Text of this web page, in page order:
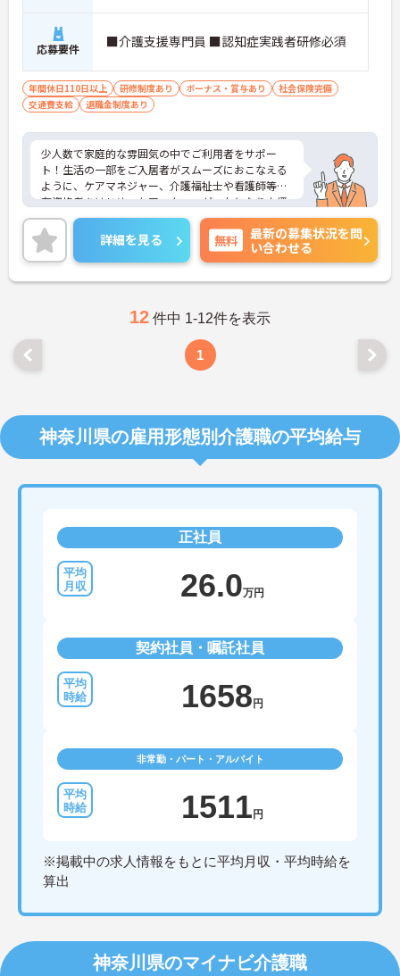
応募要件 ■介護支援専門員 ■認知症実践者研修必須
年間休日110日以上 研修制度あり ボーナス・賞与あり
社会保険完備
交通費支給
退職金制度あり
少人数で家庭的な雰囲気の中でご利用者をサポー
ト！生活の一部をご入居者がスムーズにおこなえる
ように、ケアマネジャー、介護福祉士や看護師等の
有資格者をはじめ、ケアスタッフが一丸となり支援
します。現在、全国で300か所以上の介護事業所を
運営する法人で安定感も抜群です。
ご興味のある方には、面接対策ポイントなど、さら
に詳細をお話しいたしますのでお気軽にご相談くだ
さい！
詳細を見る 無料
最新の募集状況を問
い合わせる
12 件中 1-12件を表示
1
神奈川県の雇用形態別介護職の平均給与
正社員
26.0万円
契約社員・嘱託社員
1658円
非常勤・パート・アルバイト
1511円
※掲載中の求人情報をもとに平均月収・平均時給を
算出
神奈川県のマイナビ介護職